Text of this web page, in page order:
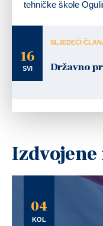
tehničke škole
16
SVI
SLJEDEĆI
Državno
04
KOL